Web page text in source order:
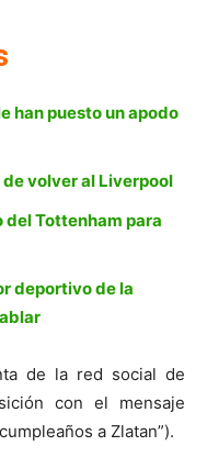
han puesto un apodo
volver al Liverpool
del Tottenham para
deportivo de la
de la red social de
con el mensaje
a Zlatan”).